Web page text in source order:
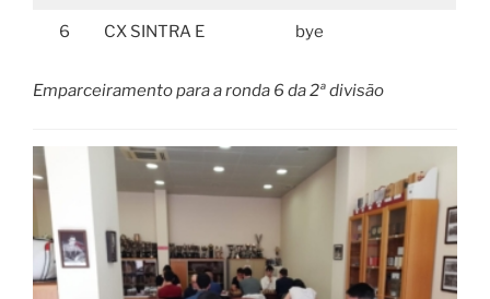
6 CX SINTRA E bye
Emparceiramento para a ronda 6 da 2ª divisão